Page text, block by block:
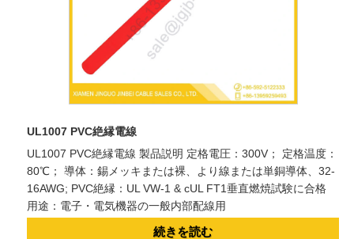
UL1007 PVC絶縁電線
UL1007 PVC絶縁電線 製品説明 定格電圧：300V； 定格温度：
80℃； 導体：錫メッキまたは裸、より線または単銅導体、32-
16AWG; PVC絶縁：UL VW-1 & cUL FT1垂直燃焼試験に合格
用途：電子・電気機器の一般内部配線用
続きを読む